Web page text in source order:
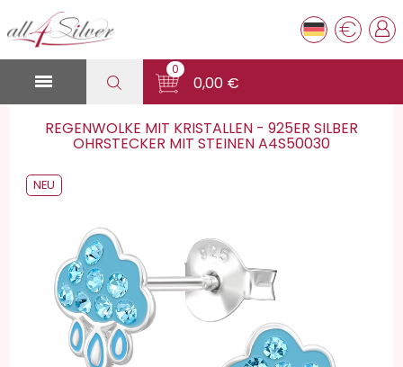
€

0
0,00 €
REGENWOLKE MIT KRISTALLEN - 925ER SILBER
OHRSTECKER MIT STEINEN A4S50030
NEU